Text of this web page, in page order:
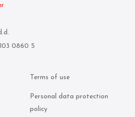
0860 5
Terms of use
Personal data protection
policy